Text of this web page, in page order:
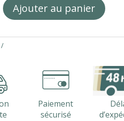
Ajouter au panier
Paiement
sécurisé